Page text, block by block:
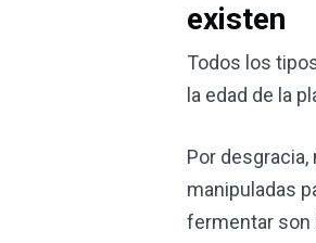
existen
Todos los
la edad de la
Por
manipuladas
fermentar son